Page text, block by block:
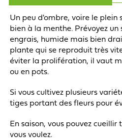
Un peu d'ombre, voire le plein
bien à la menthe. Prévoyez
engrais, humide mais bien
plante qui se reproduit très
éviter la prolifération, il vaut
ou en pots.
Si vous cultivez plusieurs
tiges portant des fleurs pour
En saison, vous pouvez cueillir
vous voulez.